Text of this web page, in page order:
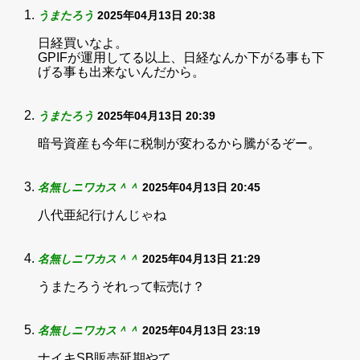
うまたろう 2025年04月13日 20:38
日経買いなよ。
GPIFが運用してる以上、日経なんか下がる事も下
げる事も出来ないんだから。
うまたろう 2025年04月13日 20:39
暗号資産も今年に税制が変わるから騰がるぞー。
名無しニワカス＾＾ 2025年04月13日 20:45
八代亜紀行けんじゃね
名無しニワカス＾＾ 2025年04月13日 21:29
うまたろうそれって転売け？
名無しニワカス＾＾ 2025年04月13日 23:19